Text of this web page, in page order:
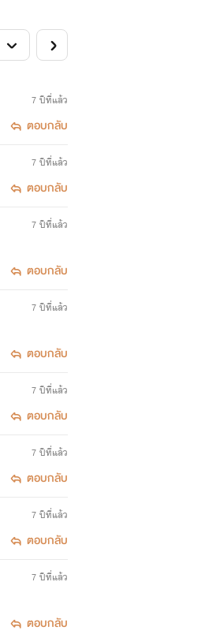
7 ปีที่แล้ว
ตอบกลับ
7 ปีที่แล้ว
ตอบกลับ
7 ปีที่แล้ว
ตอบกลับ
7 ปีที่แล้ว
ตอบกลับ
7 ปีที่แล้ว
ตอบกลับ
7 ปีที่แล้ว
ตอบกลับ
7 ปีที่แล้ว
ตอบกลับ
7 ปีที่แล้ว
ตอบกลับ